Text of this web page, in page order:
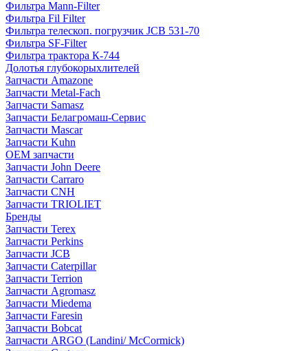
Фильтра Mann-Filter
Фильтра Fil Filter
Фильтра телескоп. погрузчик JCB 531-70
Фильтра SF-Filter
Фильтра трактора К-744
Долотья глубокорыхлителей
Запчасти Amazone
Запчасти Metal-Fach
Запчасти Samasz
Запчасти Белагромаш-Сервис
Запчасти Mascar
Запчасти Kuhn
OEM запчасти
Запчасти John Deere
Запчасти Carraro
Запчасти CNH
Запчасти TRIOLIET
Бренды
Запчасти Terex
Запчасти Perkins
Запчасти JCB
Запчасти Caterpillar
Запчасти Terrion
Запчасти Agromasz
Запчасти Miedema
Запчасти Faresin
Запчасти Bobcat
Запчасти ARGO (Landini/ McCormick)